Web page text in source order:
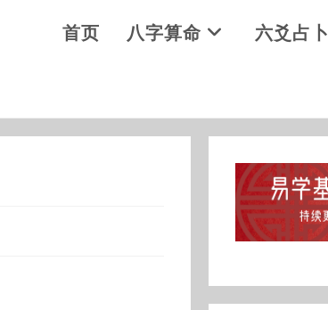
首页 八字算命 六爻占卜